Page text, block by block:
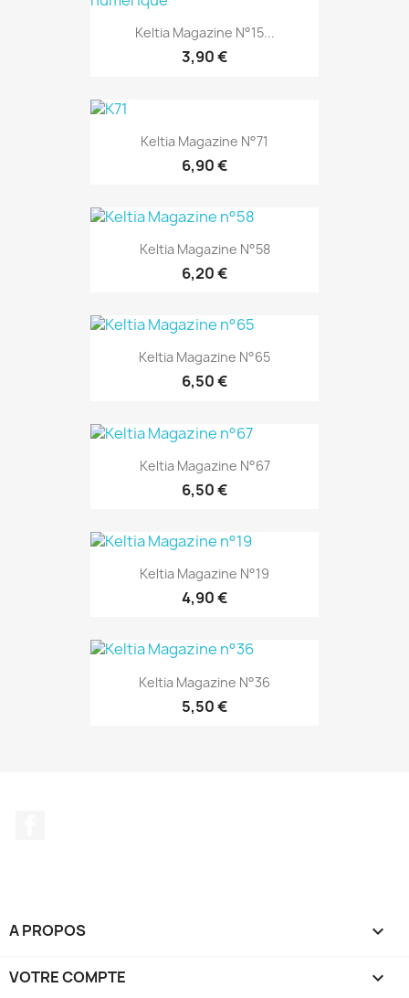
Keltia Magazine N°15...
3,90 €
Keltia Magazine N°71
6,90 €
Keltia Magazine N°58
6,20 €
Keltia Magazine N°65
6,50 €
Keltia Magazine N°67
6,50 €
Keltia Magazine N°19
4,90 €
Keltia Magazine N°36
5,50 €
A PROPOS 
VOTRE COMPTE 